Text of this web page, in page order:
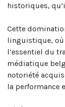
historiques,
Cette
linguistique, où
l’essentiel du
médiatique
notoriété
la performance